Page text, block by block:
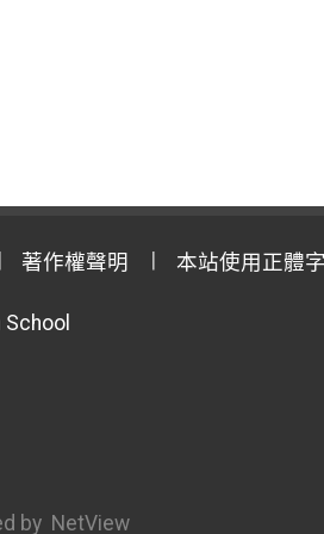
著作權聲明 本站使用正體
by NetView